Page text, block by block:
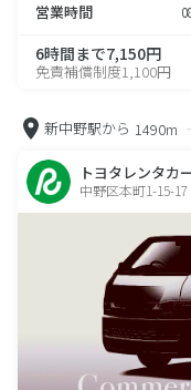
営業時間
6時間まで7,150円
免責補償制度1,100円
新中野駅から 1490m
トヨタレンタカ
中野区本町1-15-17